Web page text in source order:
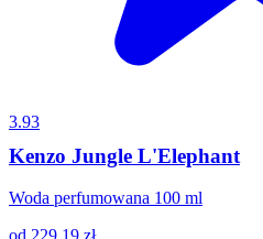
3.93
Kenzo Jungle L'Elephant
Woda perfumowana 100 ml